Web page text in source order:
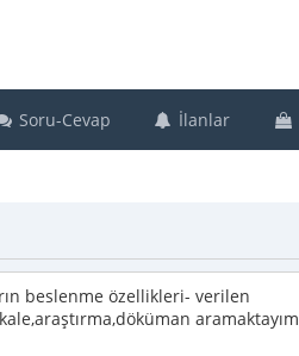
Soru-Cevap İlanlar
beslenme özellikleri- verilen
aramaktayım